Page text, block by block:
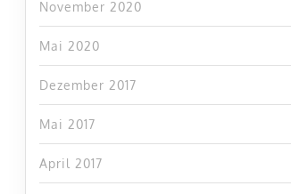
November 2020
Mai 2020
Dezember 2017
Mai 2017
April 2017